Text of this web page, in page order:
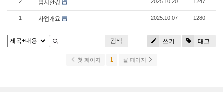
2 입지환경 2025.10.20 1247
1 사업개요 2025.10.07 1280
쓰기 태그
검색
첫 페이지 1 끝 페이지